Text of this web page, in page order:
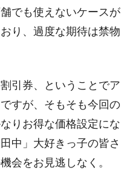
でも使えないケースが
り、過度な期待は禁物
引券、ということでア
すが、そもそも今回の
りお得な価格設定にな
中」大好きっ子の皆さ
会をお見逃しなく。